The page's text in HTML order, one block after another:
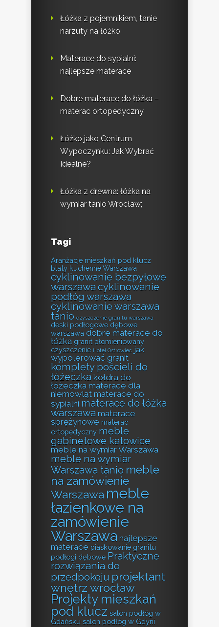
Łóżka z pojemnikiem, tanie
narzuty na łóżko
Materace do sypialni:
najlepsze materace
Dobre materace do łóżka –
materac ortopedyczny
Łóżko jako Centrum
Wypoczynku: Jak Wybrać
Idealne?
Łóżka z drewna: łóżka na
wymiar tanio Wrocław;
Tagi
Aranżacje mieszkań pod klucz
blaty kuchenne Warszawa
cyklinowanie bezpyłowe
warszawa cyklinowanie
podłóg warszawa
cyklinowanie warszawa
tanio czyszczenie granitu warszawa
deski podłogowe dębowe
warszawa dobre materace do
łóżka granit płomieniowany
czyszczenie Hotel Ostrowiec jak
wypolerować granit
komplety pościeli do
łóżeczka kołdra do
łóżeczka materace dla
niemowląt materace do
sypialni materace do łóżka
warszawa materace
sprężynowe materac
ortopedyczny meble
gabinetowe katowice
meble na wymiar Warszawa
meble na wymiar
Warszawa tanio meble
na zamówienie
Warszawa meble
łazienkowe na
zamówienie
Warszawa najlepsze
materace piaskowanie granitu
podłogi dębowe Praktyczne
rozwiązania do
przedpokoju projektant
wnętrz wrocław
Projekty mieszkań
pod klucz salon podłóg w
Gdańsku salon podłóg w Gdyni